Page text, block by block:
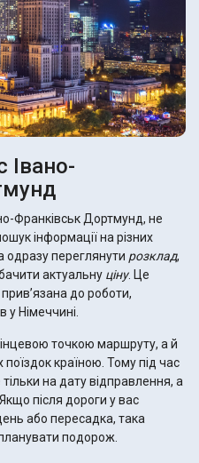
Івано-
Франківськ Дортмунд, не
інформації на різних
одразу переглянути розклад,
актуальну ціну. Це
до роботи,
у Німеччині.
точкою маршруту, а й
країною. Тому під час
на дату відправлення, а
після дороги у вас
або пересадка, така
подорож.